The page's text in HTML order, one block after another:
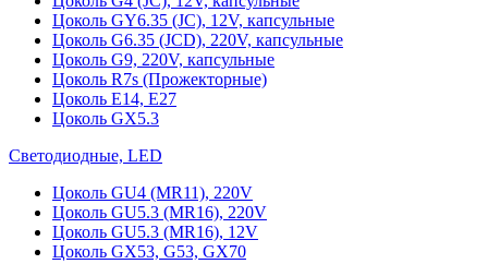
Цоколь GY6.35 (JC), 12V, капсульные
Цоколь G6.35 (JCD), 220V, капсульные
Цоколь G9, 220V, капсульные
Цоколь R7s (Прожекторные)
Цоколь E14, E27
Цоколь GX5.3
Светодиодные, LED
Цоколь GU4 (MR11), 220V
Цоколь GU5.3 (MR16), 220V
Цоколь GU5.3 (MR16), 12V
Цоколь GX53, G53, GX70